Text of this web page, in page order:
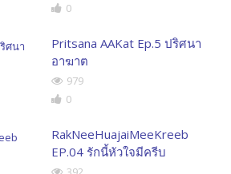
0
Pritsana AAKat Ep.5 ปริศนา
อาฆาต
979
0
RakNeeHuajaiMeeKreeb
EP.04 รักนี้หัวใจมีครีบ